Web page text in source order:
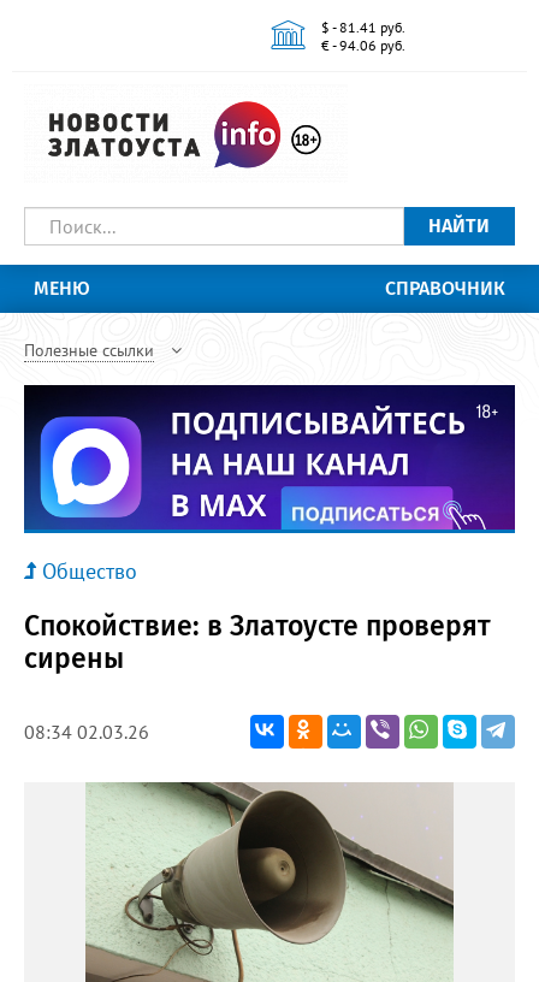
$ - 81.41 руб.
€ - 94.06 руб.
НАЙТИ
МЕНЮ СПРАВОЧНИК
Полезные ссылки
Общество
Спокойствие: в Златоусте проверят
сирены
08:34 02.03.26